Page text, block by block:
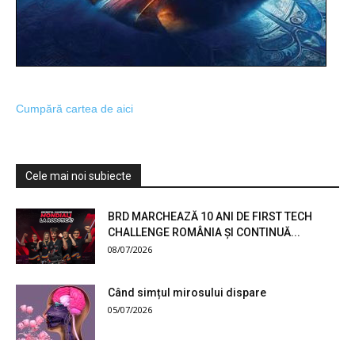
Cumpără cartea de aici
Cele mai noi subiecte
BRD MARCHEAZĂ 10 ANI DE FIRST TECH
CHALLENGE ROMÂNIA ȘI CONTINUĂ...
08/07/2026
Când simțul mirosului dispare
05/07/2026